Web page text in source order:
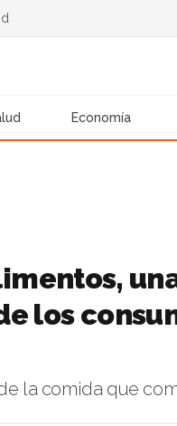
Economía
los
la comida que